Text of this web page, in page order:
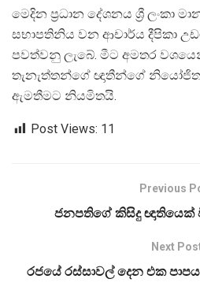
මෙදින ප්‍රධාන දේශනය ශ්‍රී ලංකා
සභාපතිනිය වන ආචාර්ය දීපිකා
පවත්වනු ලැබේ. මීට අමතර
තැනැත්තන්ගේ ඥාතීන්ගේ
ඇමතීමට නියමිතයි.
Post Views: 11
Previous
ජනපතිගේ කිසිදු ඥාතියෙක්
Next
රජයේ රස්සාවල් දෙන එක